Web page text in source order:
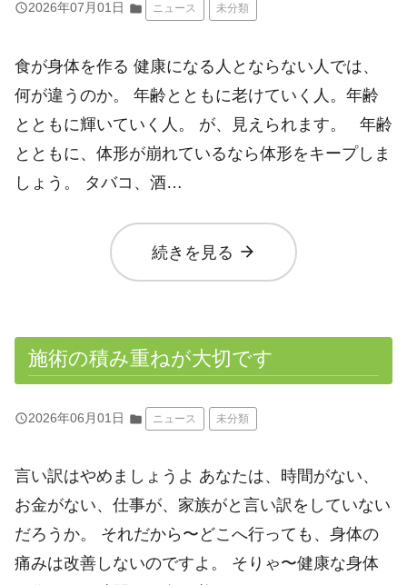
query_builder2026年07月01日 folder ニュース 未分類
食が身体を作る 健康になる人とならない人では、
何が違うのか。 年齢とともに老けていく人。年齢
とともに輝いていく人。 が、見えられます。 年齢
とともに、体形が崩れているなら体形をキープしま
しょう。 タバコ、酒…
続きを見る arrow_forward
施術の積み重ねが大切です
query_builder2026年06月01日 folder ニュース 未分類
言い訳はやめましょうよ あなたは、時間がない、
お金がない、仕事が、家族がと言い訳をしていない
だろうか。 それだから〜どこへ行っても、身体の
痛みは改善しないのですよ。 そりゃ〜健康な身体